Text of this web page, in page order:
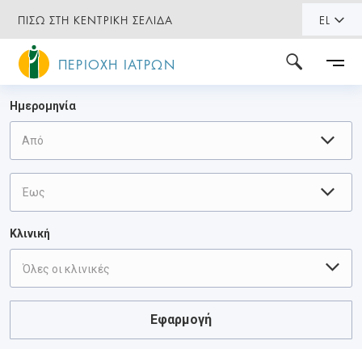
ΠΙΣΩ ΣΤΗ ΚΕΝΤΡΙΚΗ ΣΕΛΙΔΑ EL
ΠΕΡΙΟΧΗ ΙΑΤΡΩΝ
Ημερομηνία
Κλινική
Όλες οι κλινικές
Εφαρμογή